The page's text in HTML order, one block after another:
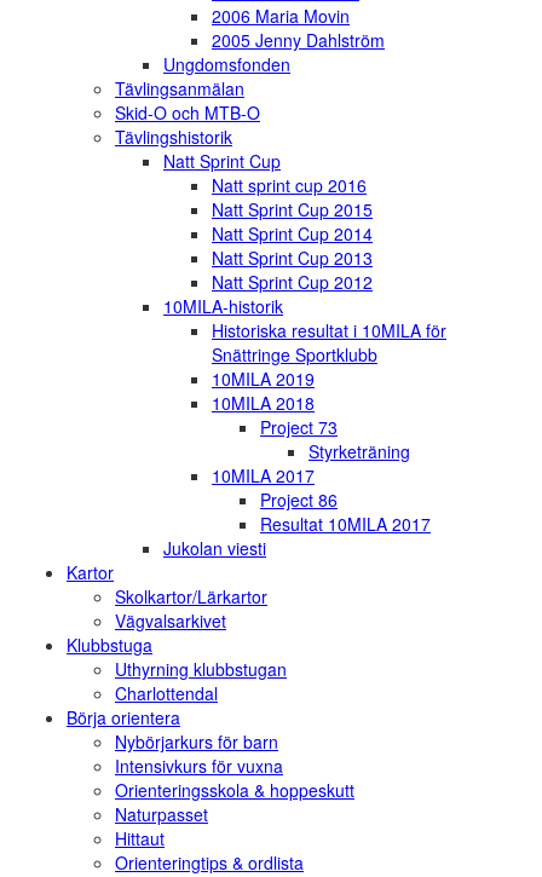
2006 Maria Movin
2005 Jenny Dahlström
Ungdomsfonden
Tävlingsanmälan
Skid-O och MTB-O
Tävlingshistorik
Natt Sprint Cup
Natt sprint cup 2016
Natt Sprint Cup 2015
Natt Sprint Cup 2014
Natt Sprint Cup 2013
Natt Sprint Cup 2012
10MILA-historik
Historiska resultat i 10MILA för
Snättringe Sportklubb
10MILA 2019
10MILA 2018
Project 73
Styrketräning
10MILA 2017
Project 86
Resultat 10MILA 2017
Jukolan viesti
Kartor
Skolkartor/Lärkartor
Vägvalsarkivet
Klubbstuga
Uthyrning klubbstugan
Charlottendal
Börja orientera
Nybörjarkurs för barn
Intensivkurs för vuxna
Orienteringsskola & hoppeskutt
Naturpasset
Hittaut
Orienteringtips & ordlista